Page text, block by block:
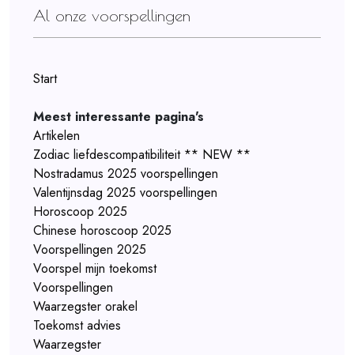
Al onze voorspellingen
Start
Meest interessante pagina's
Artikelen
Zodiac liefdescompatibiliteit ** NEW **
Nostradamus 2025 voorspellingen
Valentijnsdag 2025 voorspellingen
Horoscoop 2025
Chinese horoscoop 2025
Voorspellingen 2025
Voorspel mijn toekomst
Voorspellingen
Waarzegster orakel
Toekomst advies
Waarzegster